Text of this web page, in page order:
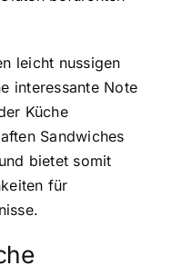
leicht nussigen
interessante Note
Küche
Sandwiches
bietet somit
für